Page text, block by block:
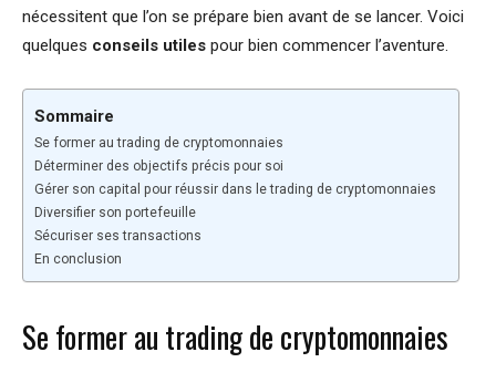
nécessitent que l’on se prépare bien avant de se lancer. Voici
quelques conseils utiles pour bien commencer l’aventure.
Sommaire
Se former au trading de cryptomonnaies
Déterminer des objectifs précis pour soi
Gérer son capital pour réussir dans le trading de cryptomonnaies
Diversifier son portefeuille
Sécuriser ses transactions
En conclusion
Se former au trading de cryptomonnaies